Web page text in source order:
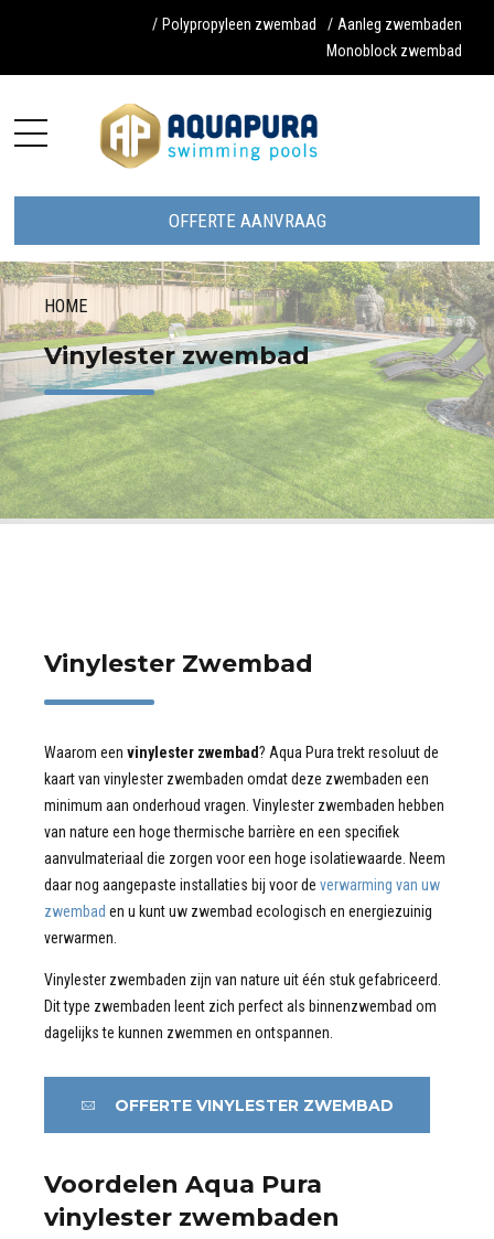
/ Aanleg zwembaden
/ Polypropyleen zwembad
Monoblock zwembad
OFFERTE AANVRAAG
HOME
Vinylester zwembad
Vinylester Zwembad
Waarom een vinylester zwembad? Aqua Pura trekt resoluut de
kaart van vinylester zwembaden omdat deze zwembaden een
minimum aan onderhoud vragen. Vinylester zwembaden hebben
van nature een hoge thermische barrière en een specifiek
aanvulmateriaal die zorgen voor een hoge isolatiewaarde. Neem
daar nog aangepaste installaties bij voor de verwarming van uw
zwembad en u kunt uw zwembad ecologisch en energiezuinig
verwarmen.
Vinylester zwembaden zijn van nature uit één stuk gefabriceerd.
Dit type zwembaden leent zich perfect als binnenzwembad om
dagelijks te kunnen zwemmen en ontspannen.
OFFERTE VINYLESTER ZWEMBAD
Voordelen Aqua Pura
vinylester zwembaden